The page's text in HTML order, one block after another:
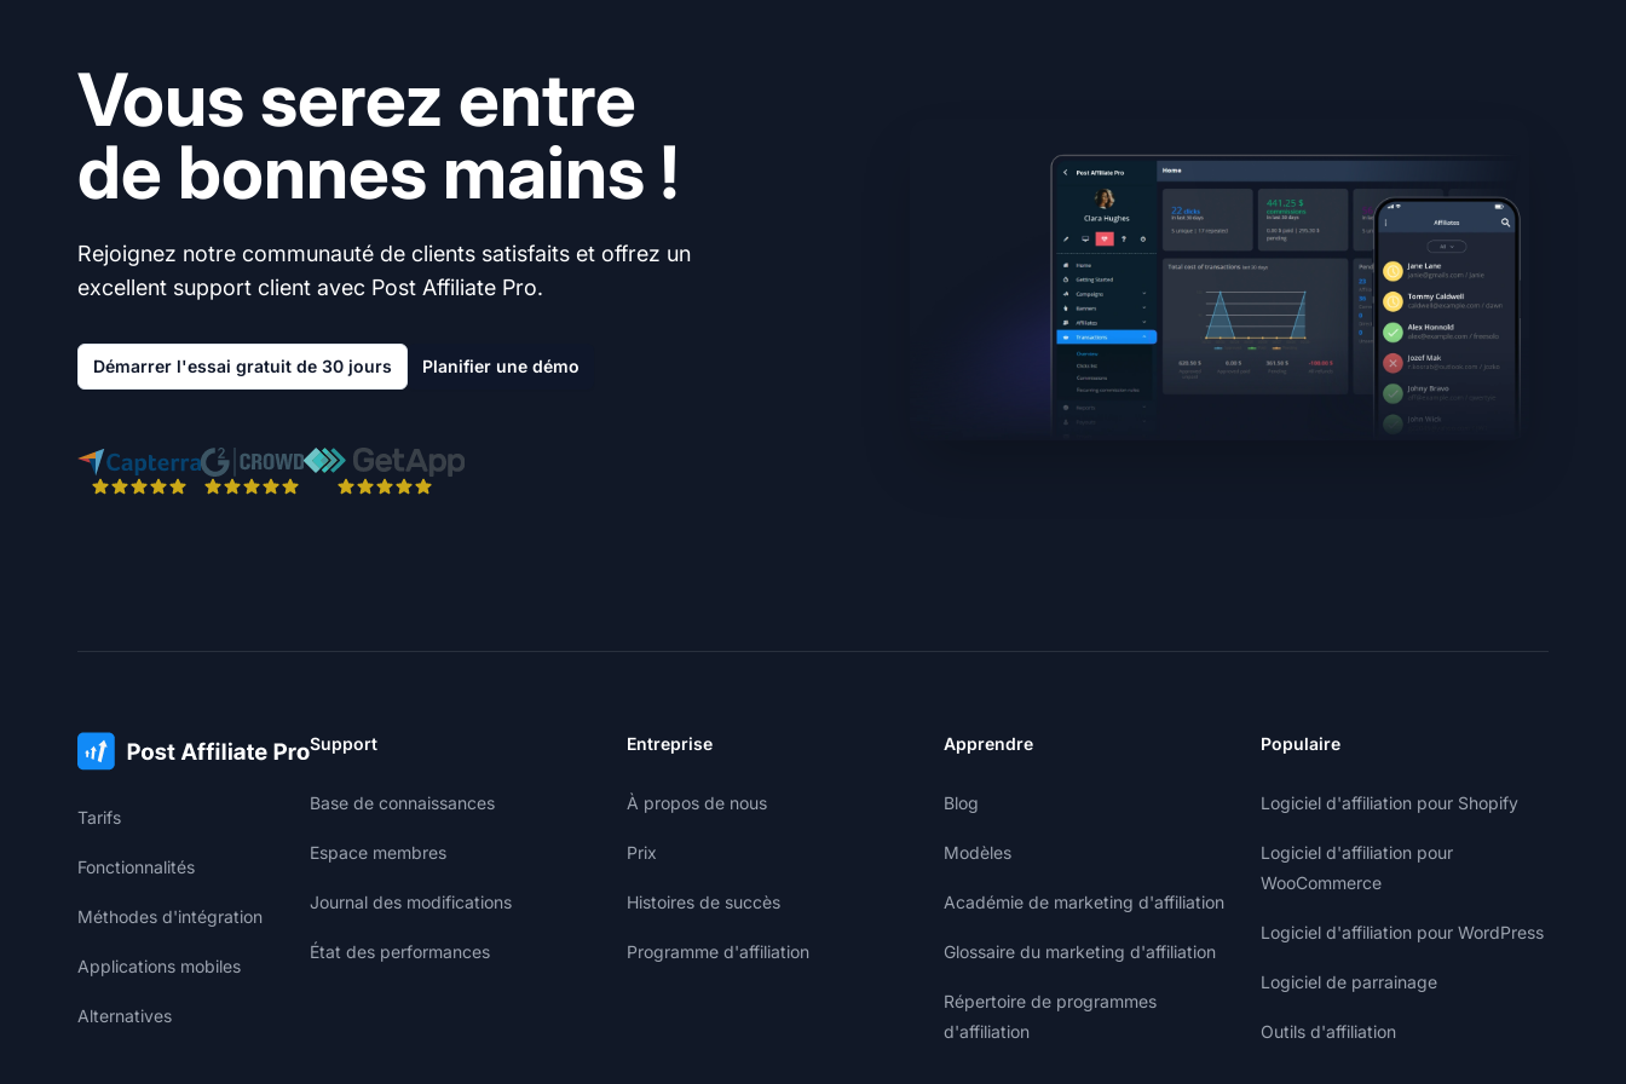
Vous serez entre
de bonnes mains !
Rejoignez notre communauté de clients satisfaits et offrez un
excellent support client avec Post Affiliate Pro.
Démarrer l'essai gratuit de 30 jours Planifier une démo
Tarifs
Fonctionnalités
Méthodes d'intégration
Applications mobiles
Alternatives
Support
Base de connaissances
Espace membres
Journal des modifications
État des performances
Entreprise
À propos de nous
Prix
Histoires de succès
Programme d'affiliation
Apprendre
Blog
Modèles
Académie de marketing d'affiliation
Glossaire du marketing d'affiliation
Répertoire de programmes
d'affiliation
Populaire
Logiciel d'affiliation pour Shopify
Logiciel d'affiliation pour
WooCommerce
Logiciel d'affiliation pour WordPress
Logiciel de parrainage
Outils d'affiliation